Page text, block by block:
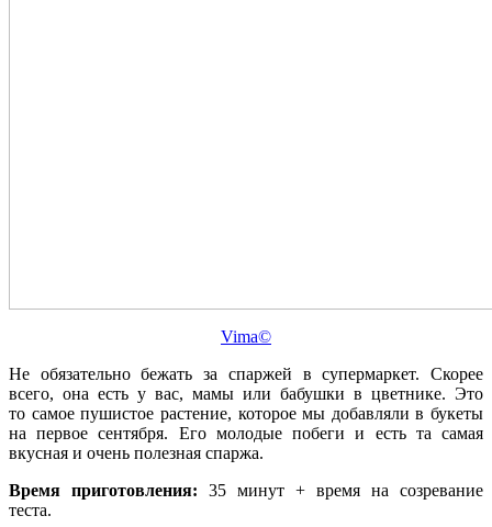
Vima©
Не обязательно бежать за спаржей в супермаркет. Скорее
всего, она есть у вас, мамы или бабушки в цветнике. Это
то самое пушистое растение, которое мы добавляли в букеты
на первое сентября. Его молодые побеги и есть та самая
вкусная и очень полезная спаржа.
Время приготовления: 35 минут + время на созревание
теста.